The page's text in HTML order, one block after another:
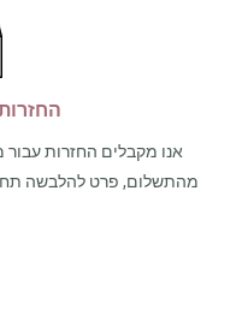
מהתשלום, פרט להלבשה